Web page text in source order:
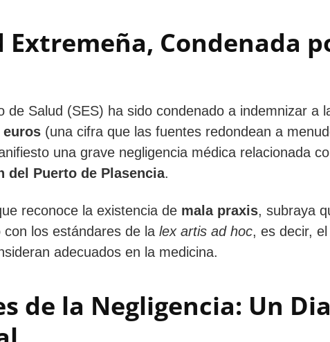
Extremeña, Condenada
de Salud (SES) ha sido condenado a indemnizar a
euros (una cifra que las fuentes redondean a
una grave negligencia médica relacionada
del Puerto de Plasencia.
reconoce la existencia de mala praxis, subraya
los estándares de la lex artis ad hoc, es decir,
adecuados en la medicina.
de la Negligencia: Un